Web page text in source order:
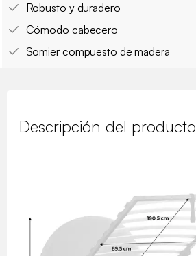
Robusto y duradero
Cómodo cabecero
Somier compuesto de madera
Descripción del producto